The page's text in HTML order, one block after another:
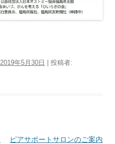
2019年5月30日 | 投稿者:
ピアサポートサロンのご案内